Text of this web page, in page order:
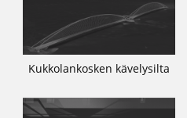
Kukkolankosken kävelysilta